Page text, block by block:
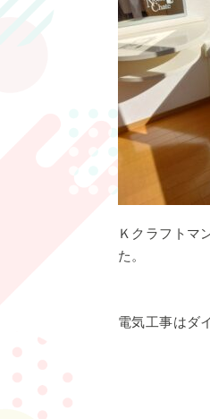
Ｋクラフトマ
た。
電気工事はダ